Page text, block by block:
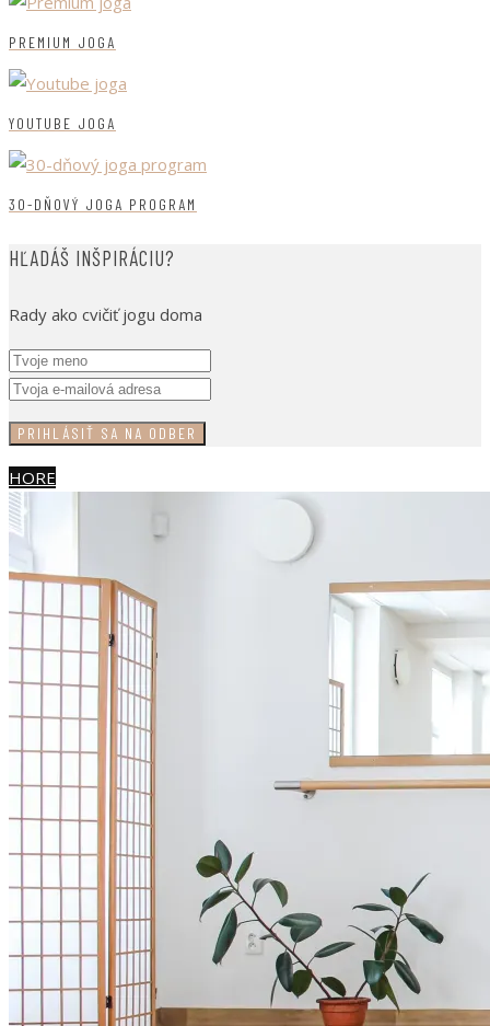
PREMIUM JOGA
YOUTUBE JOGA
30-DŇOVÝ JOGA PROGRAM
HĽADÁŠ INŠPIRÁCIU?
Rady ako cvičiť jogu doma
HORE